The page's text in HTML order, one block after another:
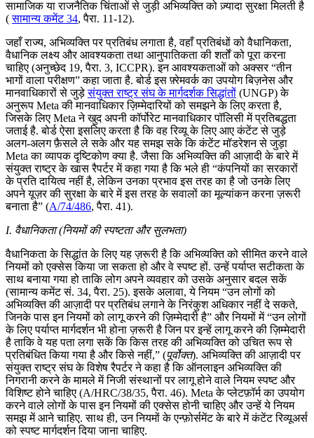
सामाजिक या राजनैतिक चिंताओं से जुड़ी अभिव्यक्ति को ज़्यादा सुरक्षा मिलती है
(सामान्य कमेंट 34, पैरा. 11-12).
जहाँ राज्य, अभिव्यक्ति पर प्रतिबंध लगाता है, वहाँ प्रतिबंधों को वैधानिकता,
वैधानिक लक्ष्य और आवश्यकता तथा आनुपातिकता की शर्तों को पूरा करना
चाहिए (अनुच्छेद 19, पैरा. 3, ICCPR). इन आवश्यकताओं को अक्सर “तीन
भागों वाला परीक्षण” कहा जाता है. बोर्ड इस फ़्रेमवर्क का उपयोग बिज़नेस और
मानवाधिकारों से जुड़ेसंयुक्त राष्ट्र संघ के मार्गदर्शक सिद्धांतों (UNGP) के
अनुरूप Meta की मानवाधिकार ज़िम्मेदारियों को समझने के लिए करता है,
जिसके लिए Meta ने खुद अपनी कॉर्पोरेट मानवाधिकार पॉलिसी में प्रतिबद्धता
जताई है. बोर्ड ऐसा इसलिए करता है कि वह रिव्यू के लिए आए कंटेंट से जुड़े
अलग-अलग फ़ैसले ले सके और यह समझ सके कि कंटेंट मॉडरेशन से जुड़ा
Meta का व्यापक दृष्टिकोण क्या है. जैसा कि अभिव्यक्ति की आज़ादी के बारे में
संयुक्त राष्ट्र के खास रैपर्टर में कहा गया है कि भले ही “कंपनियों का सरकारों
के प्रति दायित्व नहीं है, लेकिन उनका प्रभाव इस तरह का है जो उनके लिए
अपने यूज़र की सुरक्षा के बारे में इस तरह के सवालों का मूल्यांकन करना ज़रूरी
बनाता है” (A/74/486, पैरा. 41).
I. वैधानिकता (नियमों की स्पष्टता और सुलभता)
वैधानिकता के सिद्धांत के लिए यह ज़रूरी है कि अभिव्यक्ति को सीमित करने वाले
नियमों को एक्सेस किया जा सकता हो और वे स्पष्ट हों. उन्हें पर्याप्त सटीकता के
साथ बनाया गया हो ताकि लोग अपने व्यवहार को उसके अनुसार बदल सकें
(सामान्य कमेंट सं. 34, पैरा. 25). इसके अलावा, ये नियम “उन लोगों को
अभिव्यक्ति की आज़ादी पर प्रतिबंध लगाने के निरंकुश अधिकार नहीं दे सकते,
जिनके पास इन नियमों को लागू करने की ज़िम्मेदारी है” और नियमों में “उन लोगों
के लिए पर्याप्त मार्गदर्शन भी होना ज़रूरी है जिन पर इन्हें लागू करने की ज़िम्मेदारी
है ताकि वे यह पता लगा सकें कि किस तरह की अभिव्यक्ति को उचित रूप से
प्रतिबंधित किया गया है और किसे नहीं,” (पूर्वोक्त). अभिव्यक्ति की आज़ादी पर
संयुक्त राष्ट्र संघ के विशेष रैपर्टर ने कहा है कि ऑनलाइन अभिव्यक्ति की
निगरानी करने के मामले में निजी संस्थानों पर लागू होने वाले नियम स्पष्ट और
विशिष्ट होने चाहिए (A/HRC/38/35, पैरा. 46). Meta के प्लेटफ़ॉर्म का उपयोग
करने वाले लोगों के पास इन नियमों की एक्सेस होनी चाहिए और उन्हें ये नियम
समझ में आने चाहिए. साथ ही, उन नियमों के एन्फ़ोर्समेंट के बारे में कंटेंट रिव्यूअर्स
को स्पष्ट मार्गदर्शन दिया जाना चाहिए.